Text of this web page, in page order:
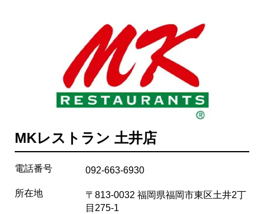
MKレストラン 土井店
電話番号 092-663-6930
所在地
〒813-0032 福岡県福岡市東区土井2丁
目275-1